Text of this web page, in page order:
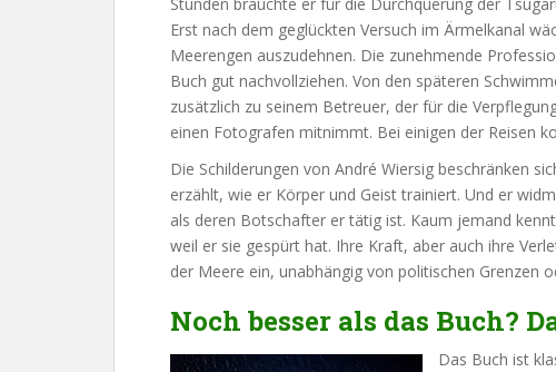
Erst nach dem geglückten Versuch im Ärmelkanal
Meerengen auszudehnen. Die zunehmende
Buch gut nachvollziehen. Von den späteren
zusätzlich zu seinem Betreuer, der für die
einen Fotografen mitnimmt. Bei einigen der Reisen
Die Schilderungen von André Wiersig beschränken
erzählt, wie er Körper und Geist trainiert. Und er
als deren Botschafter er tätig ist. Kaum jemand
weil er sie gespürt hat. Ihre Kraft, aber auch ihre
der Meere ein, unabhängig von politischen Grenzen
Noch besser als das Buch?
Das Buch ist